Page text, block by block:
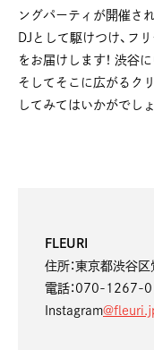
ングパーティが開催さ
DJとして駆けつけ、フ
をお届けします！ 渋谷
そしてそこに広がるク
してみてはいかがでし
FLEURI
住所：東京都渋谷
電話：070-1267-
Instagram